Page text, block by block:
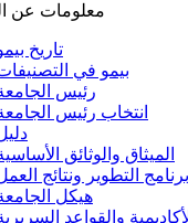
معلومات عن
تاريخ
بيمو في
رئيس
انتخاب رئيس
الميثاق والوثائق
برنامج التطوير ونتائج
هيكل
والقواعد